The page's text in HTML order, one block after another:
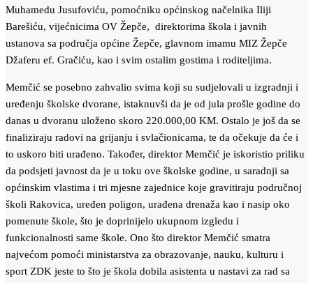
Muhamedu Jusufoviću, pomoćniku općinskog načelnika Iliji
Barešiću, vijećnicima OV Žepče, direktorima škola i javnih
ustanova sa područja općine Žepče, glavnom imamu MIZ Žepče
Džaferu ef. Gračiću, kao i svim ostalim gostima i roditeljima.
Memčić se posebno zahvalio svima koji su sudjelovali u izgradnji i
uređenju školske dvorane, istaknuvši da je od jula prošle godine do
danas u dvoranu uloženo skoro 220.000,00 KM. Ostalo je još da se
finaliziraju radovi na grijanju i svlačionicama, te da očekuje da će i
to uskoro biti urađeno. Također, direktor Memčić je iskoristio priliku
da podsjeti javnost da je u toku ove školske godine, u saradnji sa
općinskim vlastima i tri mjesne zajednice koje gravitiraju područnoj
školi Rakovica, uređen poligon, urađena drenaža kao i nasip oko
pomenute škole, što je doprinijelo ukupnom izgledu i
funkcionalnosti same škole. Ono što direktor Memčić smatra
najvećom pomoći ministarstva za obrazovanje, nauku, kulturu i
sport ZDK jeste to što je škola dobila asistenta u nastavi za rad sa